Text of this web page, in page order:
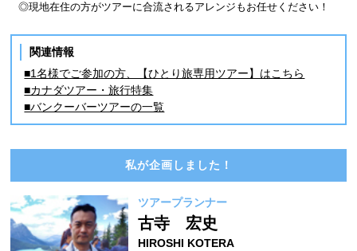
◎現地在住の方がツアーに合流されるアレンジもお任せください！
関連情報
■1名様でご参加の方、【ひとり旅専用ツアー】はこちら
■カナダツアー・旅行特集
■バンクーバーツアーの一覧
私が企画しました！
ツアープランナー
古寺 宏史
HIROSHI KOTERA